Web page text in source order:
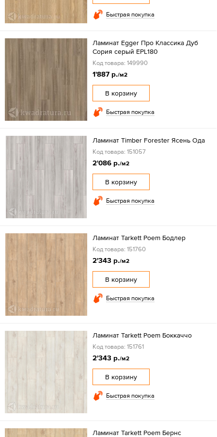
Быстрая покупка
Ламинат Egger Про Классика Дуб
Сория серый EPL180
Код товара: 149990
1'887 р./м2
В корзину
Быстрая покупка
Ламинат Timber Forester Ясень Ода
Код товара: 151057
2'086 р./м2
В корзину
Быстрая покупка
Ламинат Tarkett Poem Бодлер
Код товара: 151760
2'343 р./м2
В корзину
Быстрая покупка
Ламинат Tarkett Poem Боккаччо
Код товара: 151761
2'343 р./м2
В корзину
Быстрая покупка
Ламинат Tarkett Poem Бернс